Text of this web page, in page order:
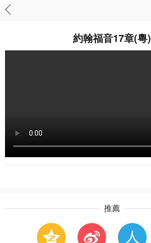
約翰福音17章(粵)
推薦